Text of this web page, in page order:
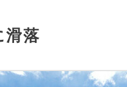
滑落